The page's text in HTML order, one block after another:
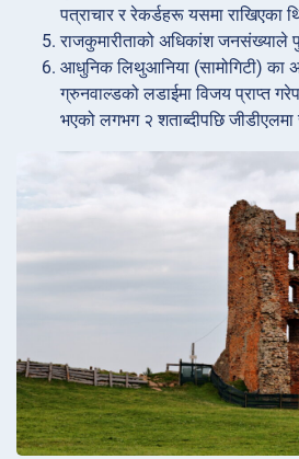
पत्राचार र रेकर्डहरू यसमा राखिएका
राजकुमारीताको अधिकांश जनसंख्याले
आधुनिक लिथुआनिया (सामोगिटी) का
ग्रुनवाल्डको लडाईमा विजय प्राप्त
भएको लगभग २ शताब्दीपछि जीडीएलमा